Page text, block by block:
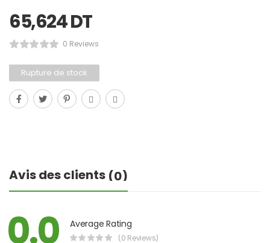
65,624DT
0 Reviews
Rupture de stock
Avis des clients (0)
0.0 Average Rating
(0 Reviews)